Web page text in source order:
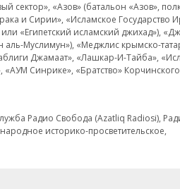
«Азов» (батальон «Азов»,
и Сирии», «Исламское Государство
«Египетский исламский джихад»),
Муслимун»), «Меджлис крымско-
Джамаат», «Лашкар-И-Тайба»,
Синрике», «Братство»
Радио Свобода (Azatliq Radiosi),
историко-просветительское,